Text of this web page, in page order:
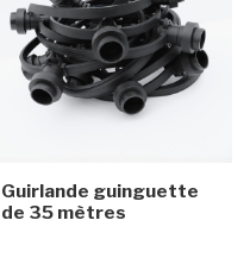
Guirlande guinguette
de 35 mètres